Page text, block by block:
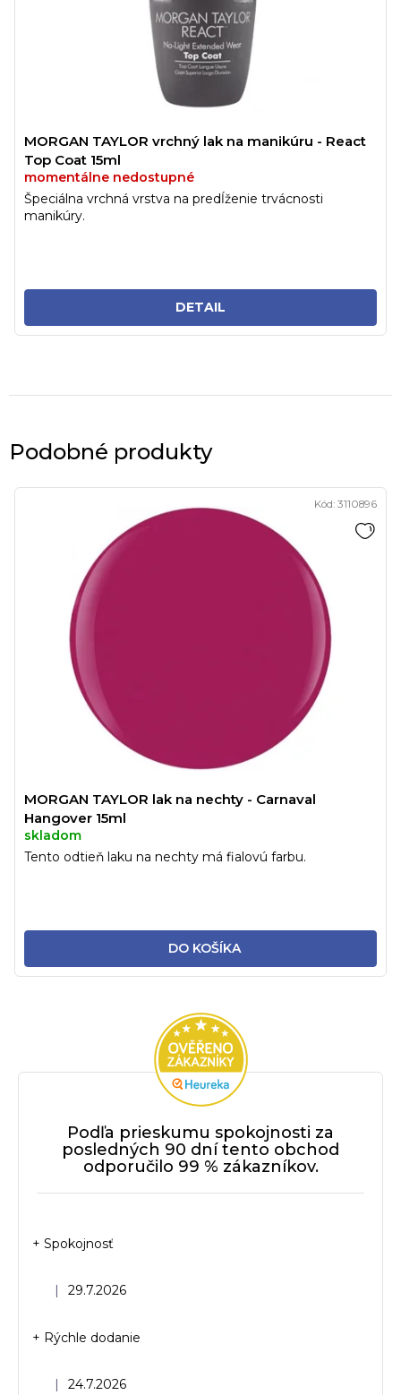
MORGAN TAYLOR vrchný lak na manikúru - React
Top Coat 15ml
momentálne nedostupné
DETAIL
Špeciálna vrchná vrstva na predĺženie trvácnosti
manikúry.
Podobné produkty
MORGAN TAYLOR lak na nechty - Carnaval
Hangover 15ml
skladom
DO KOŠÍKA
Tento odtieň laku na nechty má fialovú farbu.
Kód: 3110896
Podľa prieskumu spokojnosti za
posledných 90 dní tento obchod
odporučilo 99 % zákazníkov.
Hodnotenie obchodu je 5 z 5 hviezdičiek.
| 29.7.2026
+ Spokojnosť
Hodnotenie obchodu je 5 z 5 hviezdičiek.
| 24.7.2026
+ Rýchle dodanie